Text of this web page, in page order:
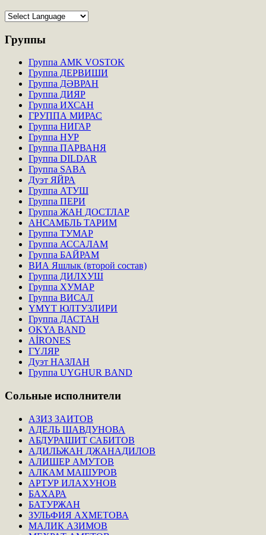
Группы
Группа AMK VOSTOK
Группа ДЕРВИШИ
Группа ДӘВРАН
Группа ДИЯР
Группа ИХСАН
ГРУППА МИРАС
Группа НИГАР
Группа НУР
Группа ПАРВАНЯ
Группа DILDAR
Группа SABA
Дуэт ЯЙРА
Группа АТУШ
Группа ПЕРИ
Группа ЖАН ДОСТЛАР
АНСАМБЛЬ ТАРИМ
Группа ТУМАР
Группа АССАЛАМ
Группа БАЙРАМ
ВИА Яшлык (второй состав)
Группа ДИЛХУШ
Группа ХУМАР
Группа ВИСАЛ
ҮМҮТ ЮЛТУЗЛИРИ
Группа ДАСТАН
OKYA BAND
AİRONES
ГҮЛЯР
Дуэт НАЗЛАН
Группа UYGHUR BAND
Сольные исполнители
АЗИЗ ЗАИТОВ
АДЕЛЬ ШАВДУНОВА
АБДУРАШИТ САБИТОВ
АДИЛЬЖАН ДЖАНАДИЛОВ
АЛИШЕР АМУТОВ
АЛКАМ МАШУРОВ
АРТУР ИЛАХУНОВ
БАХАРА
БАТУРЖАН
ЗУЛЬФИЯ АХМЕТОВА
МАЛИК АЗИМОВ